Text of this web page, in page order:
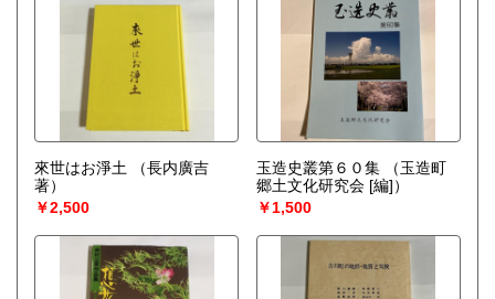
來世はお淨土
（長内廣吉
著）
￥2,500
玉造史叢第６０集
（玉造町
郷土文化研究会 [編]）
￥1,500